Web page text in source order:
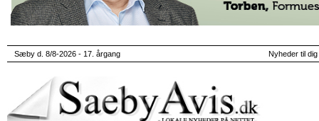
Sæby d. 8/8-2026 - 17. årgang Nyheder til